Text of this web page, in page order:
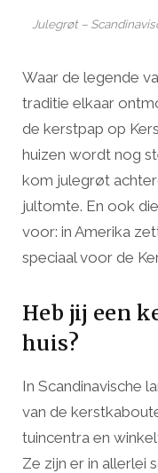
Julegrøt –
Waar de legende
traditie elkaar
de kerstpap op
huizen wordt nog
kom julegrøt
jultomte. En ook
voor: in Amerika
speciaal voor de
Heb jij een
huis?
In Scandinavische
van de
tuincentra en
Ze zijn er in allerlei